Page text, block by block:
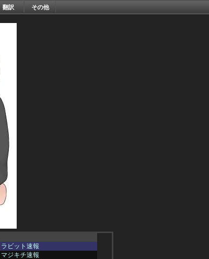
翻訳 その他
ラビット速報
マジキチ速報